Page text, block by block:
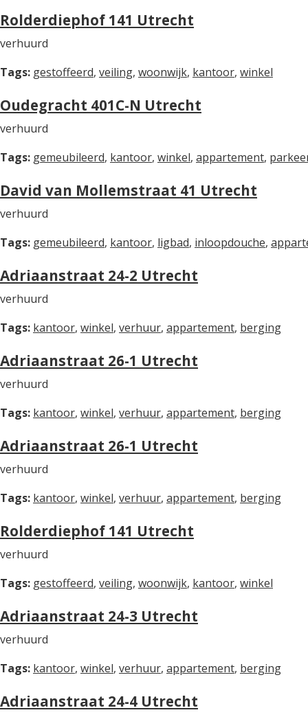
Rolderdiephof 141 Utrecht
verhuurd
Tags: gestoffeerd, veiling, woonwijk, kantoor, winkel
Oudegracht 401C-N Utrecht
verhuurd
Tags: gemeubileerd, kantoor, winkel, appartement,
David van Mollemstraat 41 Utrecht
verhuurd
Tags: gemeubileerd, kantoor, ligbad, inloopdouche,
Adriaanstraat 24-2 Utrecht
verhuurd
Tags: kantoor, winkel, verhuur, appartement, berging
Adriaanstraat 26-1 Utrecht
verhuurd
Tags: kantoor, winkel, verhuur, appartement, berging
Adriaanstraat 26-1 Utrecht
verhuurd
Tags: kantoor, winkel, verhuur, appartement, berging
Rolderdiephof 141 Utrecht
verhuurd
Tags: gestoffeerd, veiling, woonwijk, kantoor, winkel
Adriaanstraat 24-3 Utrecht
verhuurd
Tags: kantoor, winkel, verhuur, appartement, berging
Adriaanstraat 24-4 Utrecht